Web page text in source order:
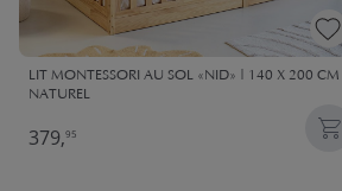
LIT MONTESSORI AU SOL «NID» | 140 X 200 CM |
NATUREL
379,95